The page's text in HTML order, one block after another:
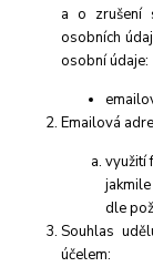
a o zrušení
osobních
osobní údaje:
Emailová
využití
dle
Souhlas
účelem: